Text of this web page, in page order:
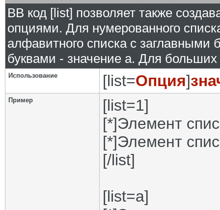
BB код [list] позволяет также
опциями. Для нумерованного
алфавитного списка с
буквами - значение а. Для
Использование [list=Опция]
Пример
[list=1]
[*]Элемент
[*]Элемент
[/list]
[list=a]